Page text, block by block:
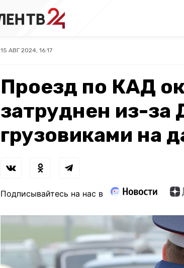
15 АВГ 2024, 16:17
Проезд по КАД
затруднен из-за
грузовиками на
Подписывайтесь на нас в